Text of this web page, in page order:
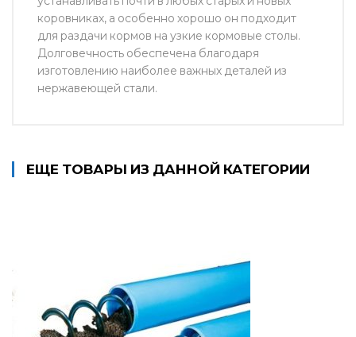
коровниках, а особенно хорошо он подходит
для раздачи кормов на узкие кормовые столы.
Долговечность обеспечена благодаря
изготовлению наиболее важных деталей из
нержавеющей стали.
ЕЩЕ ТОВАРЫ ИЗ ДАННОЙ КАТЕГОРИИ